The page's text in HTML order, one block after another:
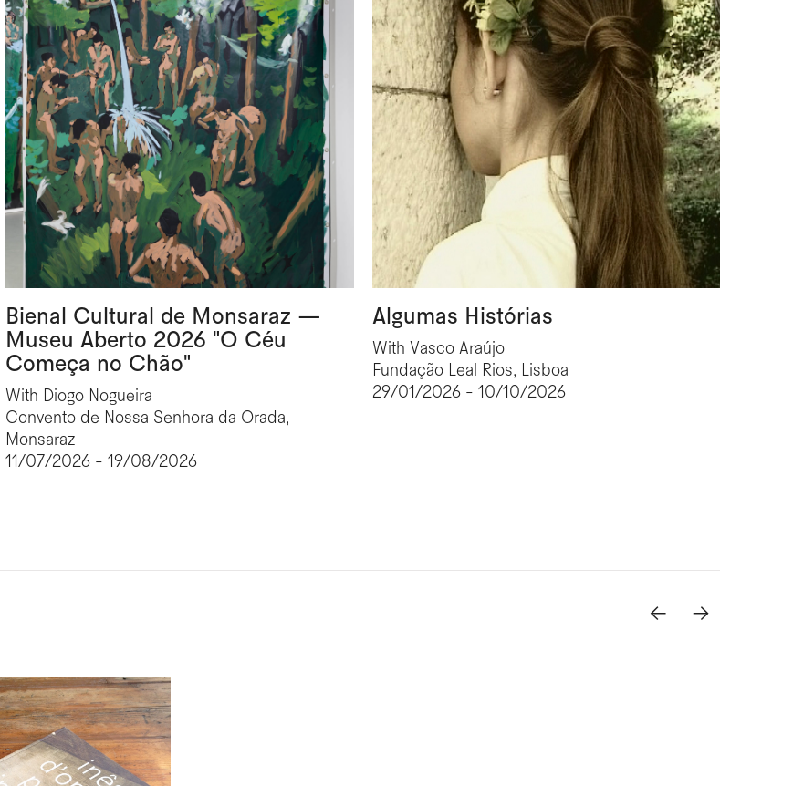
Bienal Cultural de Monsaraz —
Museu Aberto 2026 "O Céu
Começa no Chão"
With Diogo Nogueira
Convento de Nossa Senhora da Orada,
Monsaraz
11/07/2026 - 19/08/2026
Algumas Histórias
With Vasco Araújo
Fundação Leal Rios, Lisboa
29/01/2026 - 10/10/2026
<- ->